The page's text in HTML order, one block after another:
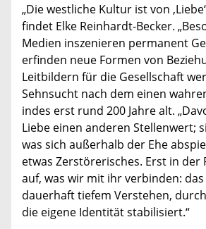
„Die westliche Kultur ist von
findet Elke Reinhardt-Becker.
Medien inszenieren permanent
erfinden neue Formen von
Leitbildern für die Gesellschaft
Sehnsucht nach dem einen
indes erst rund 200 Jahre alt.
Liebe einen anderen Stellenwert;
was sich außerhalb der Ehe
etwas Zerstörerisches. Erst in der
auf, was wir mit ihr verbinden:
dauerhaft tiefem Verstehen,
die eigene Identität stabilisiert.“